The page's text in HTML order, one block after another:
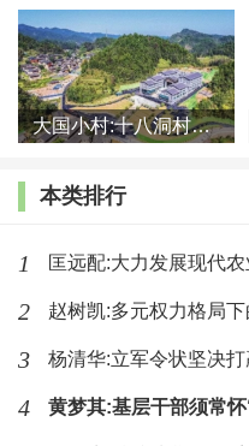
乡村是中国最庞大
精神的情感满足，都愈发
是工业的附属，而是工业
乡村要独立自主地走
公正待遇。乡村是进步
破解之道。
大国小村:十八洞村的现代变迁是一道美丽的风景线
本类排行
1 匡远配:大力发展现代
2 赵树凯:多元权力格局
3 杨清华:立军令状坚决
4 黄梦其:基层干部须常怀